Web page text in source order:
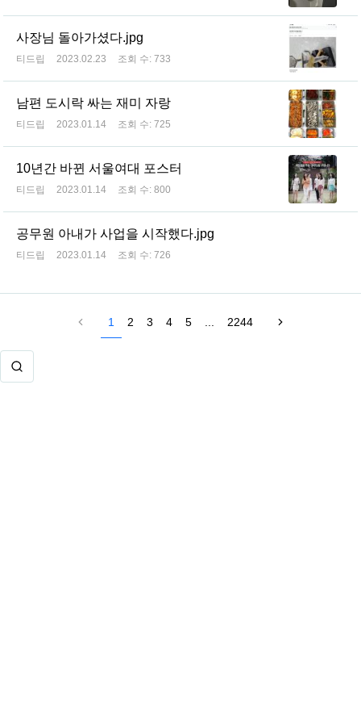
사장님 돌아가셨다.jpg
티드립 2023.02.23 조회 수: 733
남편 도시락 싸는 재미 자랑
티드립 2023.01.14 조회 수: 725
10년간 바뀐 서울여대 포스터
티드립 2023.01.14 조회 수: 800
공무원 아내가 사업을 시작했다.jpg
티드립 2023.01.14 조회 수: 726
1 2 3 4 5 2244